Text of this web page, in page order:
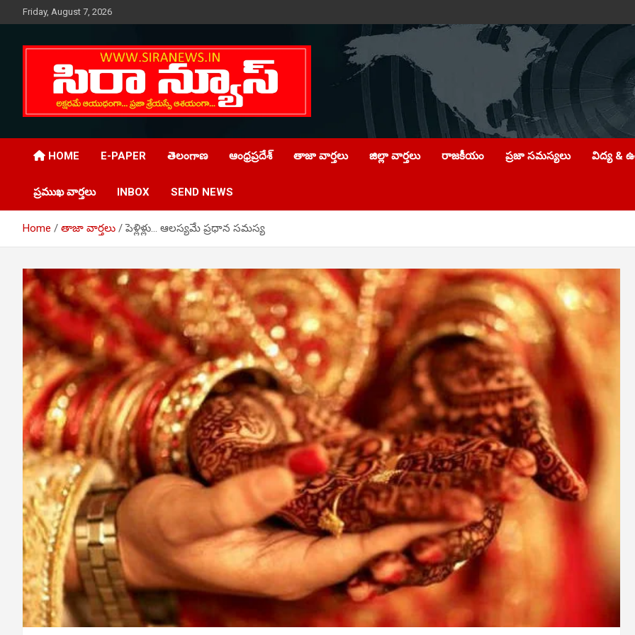
to
Friday, August 7, 2026
SIRA NEWS
HOME E-PAPER తెలంగాణ ఆంధ్రప్రదేశ్ తాజా వార్తలు జిల్లా వార్తలు రాజకీయం ప్రజా సమస్యలు విద్య &
ప్రముఖ వార్తలు INBOX SEND NEWS
Home తాజా వార్తలు పెళ్లిళ్లు… ఆలస్యమే ప్రధాన సమస్య